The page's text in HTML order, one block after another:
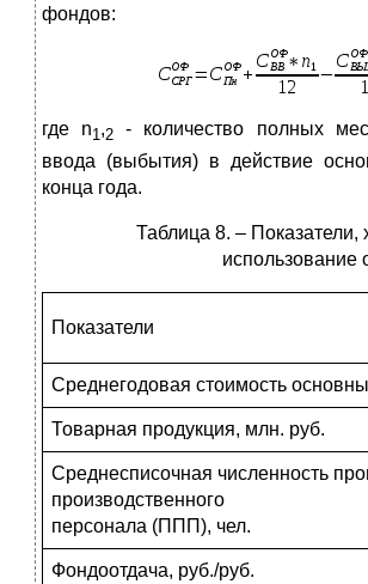
фондов:
где n1 ,2 - количество полных
ввода (выбытия) в действие
конца года.
Таблица 8. –
Показатели
Среднегодовая стоимость
Товарная продукция, млн. руб.
Среднесписочная численность
производственного
персонала (ППП), чел.
Фондоотдача, руб./руб.